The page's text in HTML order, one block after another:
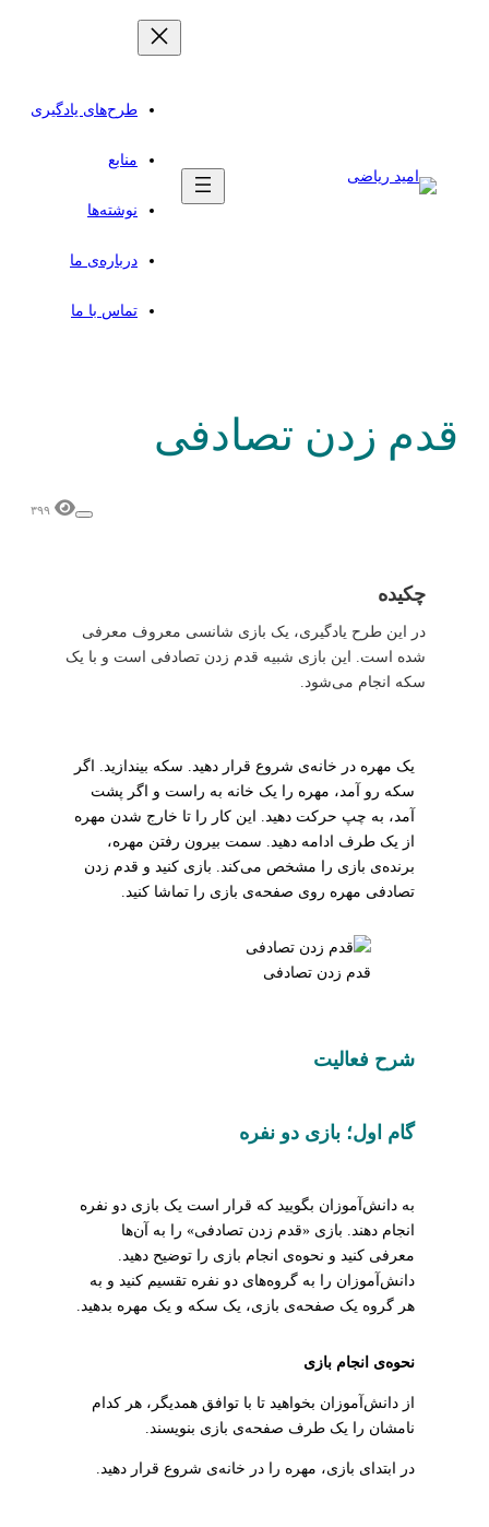
طرح‌های یادگیری
منابع
نوشته‌ها
درباره‌ی ما
تماس با ما
قدم زدن تصادفی
۳۹۹
چکیده
در این طرح یادگیری، یک بازی شانسی معروف معرفی
شده است. این بازی شبیه قدم زدن تصادفی است و با یک
سکه انجام می‌شود.
یک مهره در خانه‌ی شروع قرار دهید. سکه بیندازید. اگر
سکه رو آمد، مهره را یک خانه به راست و اگر پشت
آمد، به چپ حرکت دهید. این کار را تا خارج شدن مهره
از یک طرف ادامه دهید. سمت بیرون رفتن مهره،
برنده‌ی بازی را مشخص می‌کند. بازی کنید و قدم زدن
تصادفی مهره روی صفحه‌ی بازی را تماشا کنید.
قدم زدن تصادفی
شرح فعالیت
گام اول؛ بازی دو نفره
به دانش‌آموزان بگویید که قرار است یک بازی دو نفره
انجام دهند. بازی «قدم زدن تصادفی» را به آن‌ها
معرفی کنید و نحوه‌ی انجام بازی را توضیح دهید.
دانش‌آموزان را به گروه‌های دو نفره تقسیم کنید و به
هر گروه یک صفحه‌ی بازی، یک سکه و یک مهره بدهید.
نحوه‌ی انجام بازی
از دانش‌آموزان بخواهید تا با توافق همدیگر، هر کدام
نامشان را یک طرف صفحه‌ی بازی بنویسند.
در ابتدای بازی، مهره را در خانه‌ی شروع قرار دهید.